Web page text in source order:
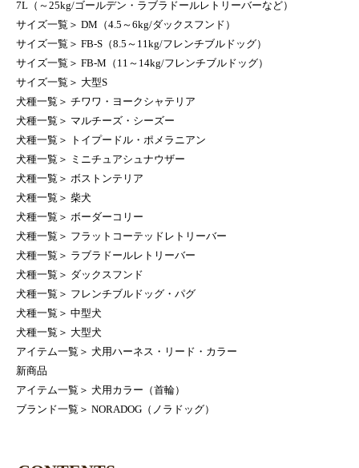
7L（～25kg/ゴールデン・ラブラドールレトリーバーなど）
サイズ一覧 ＞ DM（4.5～6kg/ダックスフンド）
サイズ一覧 ＞ FB-S（8.5～11kg/フレンチブルドッグ）
サイズ一覧 ＞ FB-M（11～14kg/フレンチブルドッグ）
サイズ一覧 ＞ 大型S
犬種一覧 ＞ チワワ・ヨークシャテリア
犬種一覧 ＞ マルチーズ・シーズー
犬種一覧 ＞
トイプードル・ポメラニアン
犬種一覧 ＞
ミニチュアシュナウザー
犬種一覧 ＞ ボストンテリア
犬種一覧 ＞ 柴犬
犬種一覧 ＞ ボーダーコリー
犬種一覧 ＞ フラットコーテッドレトリーバー
犬種一覧 ＞ ラブラドールレトリーバー
犬種一覧 ＞ ダックスフンド
犬種一覧 ＞ フレンチブルドッグ・パグ
犬種一覧 ＞ 中型犬
犬種一覧 ＞ 大型犬
アイテム一覧 ＞ 犬用ハーネス・リード・カラー
新商品
アイテム一覧 ＞ 犬用カラー（首輪）
ブランド一覧 ＞ NORADOG（ノラドッグ）